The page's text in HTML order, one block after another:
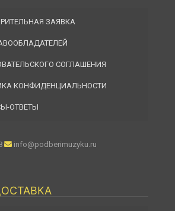
ЗАЯВКА
СОГЛАШЕНИЯ
КОНФИДЕНЦИАЛЬНОСТИ
ОТВЕТЫ
info@podberimuzyku.ru